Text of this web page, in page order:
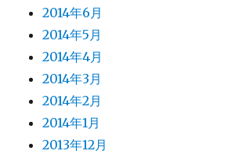
2014年6月
2014年5月
2014年4月
2014年3月
2014年2月
2014年1月
2013年12月